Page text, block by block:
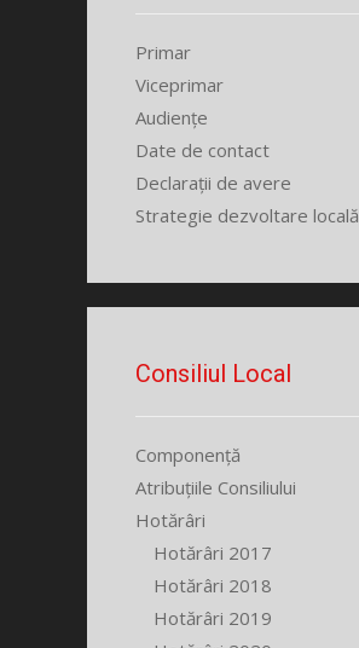
Primar
Viceprimar
Audiențe
Date de contact
Declarații de avere
Strategie dezvoltare locală
Consiliul Local
Componență
Atribuțiile Consiliului
Hotărâri
Hotărâri 2017
Hotărâri 2018
Hotărâri 2019